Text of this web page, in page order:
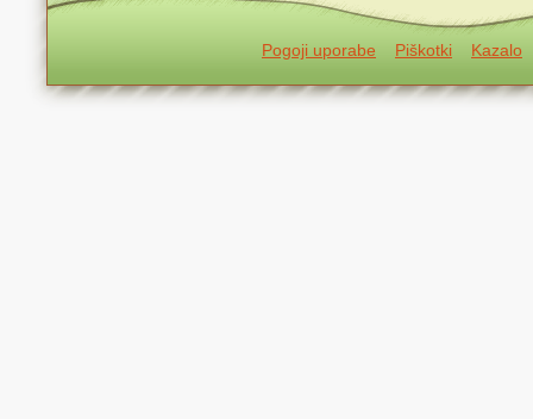
Pogoji uporabe Piškotki Kazalo